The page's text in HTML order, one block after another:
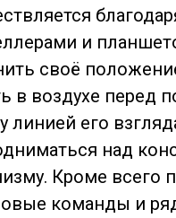
и
своё
в воздухе перед
линией его
над
Кроме всего
команды и